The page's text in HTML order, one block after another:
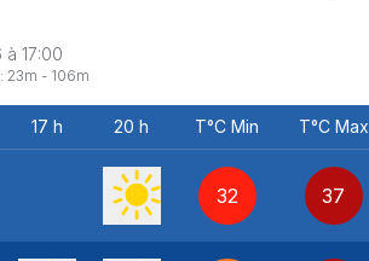
17:00
23m - 106m
17 h 20 h T°C Min T°C Max
32 37